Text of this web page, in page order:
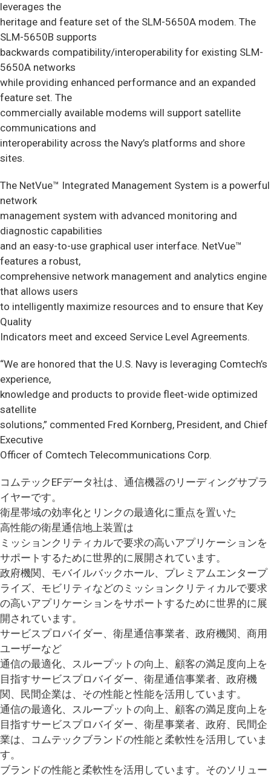
leverages the
heritage and feature set of the SLM-5650A modem. The
SLM-5650B supports
backwards compatibility/interoperability for existing SLM-
5650A networks
while providing enhanced performance and an expanded
feature set. The
commercially available modems will support satellite
communications and
interoperability across the Navy’s platforms and shore
sites.
The NetVue™ Integrated Management System is a powerful
network
management system with advanced monitoring and
diagnostic capabilities
and an easy-to-use graphical user interface. NetVue™
features a robust,
comprehensive network management and analytics engine
that allows users
to intelligently maximize resources and to ensure that Key
Quality
Indicators meet and exceed Service Level Agreements.
“We are honored that the U.S. Navy is leveraging Comtech’s
experience,
knowledge and products to provide fleet-wide optimized
satellite
solutions,” commented Fred Kornberg, President, and Chief
Executive
Officer of Comtech Telecommunications Corp.
コムテックEFデータ社は、通信機器のリーディングサプラ
イヤーです。
衛星帯域の効率化とリンクの最適化に重点を置いた
高性能の衛星通信地上装置は
ミッションクリティカルで要求の高いアプリケーションを
サポートするために世界的に展開されています。
政府機関、モバイルバックホール、プレミアムエンタープ
ライズ、モビリティなどのミッションクリティカルで要求
の高いアプリケーションをサポートするために世界的に展
開されています。
サービスプロバイダー、衛星通信事業者、政府機関、商用
ユーザーなど
通信の最適化、スループットの向上、顧客の満足度向上を
目指すサービスプロバイダー、衛星通信事業者、政府機
関、民間企業は、その性能と性能を活用しています。
通信の最適化、スループットの向上、顧客の満足度向上を
目指すサービスプロバイダー、衛星事業者、政府、民間企
業は、コムテックブランドの性能と柔軟性を活用していま
す。
ブランドの性能と柔軟性を活用しています。そのソリュー